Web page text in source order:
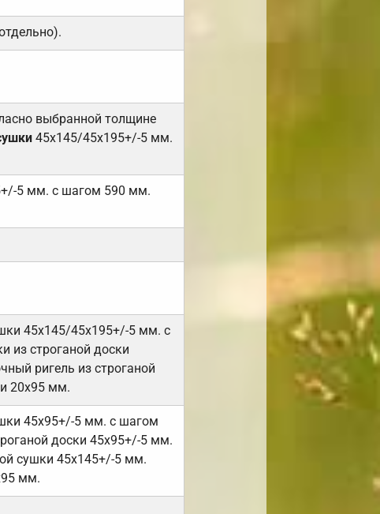
выбранной толщине
45х145/45х195+/-5 мм.
5 мм. с шагом 590 мм.
45х145/45х195+/-5 мм. с
из строганой доски
ригель из строганой
20х95 мм.
45х95+/-5 мм. с шагом
доски 45х95+/-5 мм.
сушки 45х145+/-5 мм.
мм.